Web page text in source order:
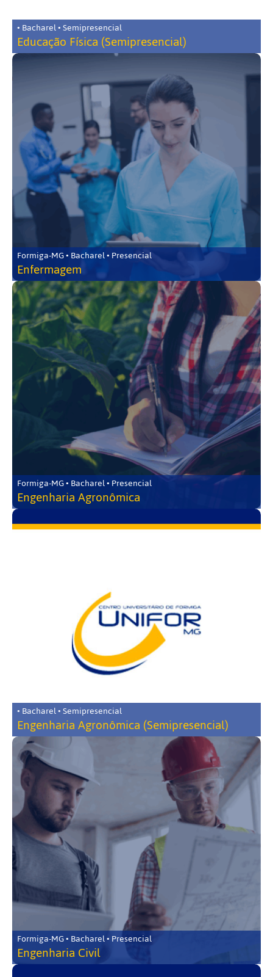
• Bacharel • Semipresencial
Educação Física (Semipresencial)
Formiga-MG • Bacharel • Presencial
Enfermagem
Formiga-MG • Bacharel • Presencial
Engenharia Agronômica
• Bacharel • Semipresencial
Engenharia Agronômica (Semipresencial)
Formiga-MG • Bacharel • Presencial
Engenharia Civil